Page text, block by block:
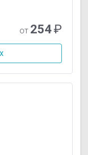
от 254₽